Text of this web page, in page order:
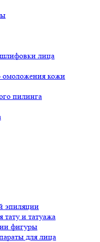
лица
омоложения кожи
пилинга
эпиляции
тату и татуажа
фигуры
для лица